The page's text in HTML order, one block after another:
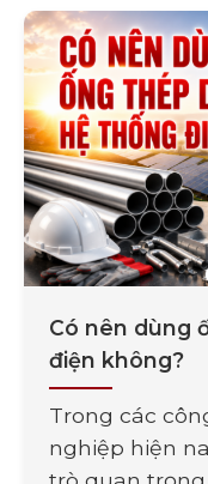
Có nên dùng
điện không?
Trong các
nghiệp hiện